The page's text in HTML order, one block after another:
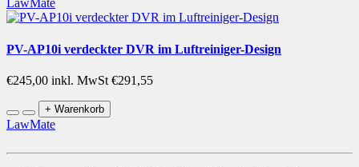
LawMate
PV-AP10i verdeckter DVR im Luftreiniger-Design
€245,00 inkl. MwSt €291,55
+ Warenkorb
LawMate